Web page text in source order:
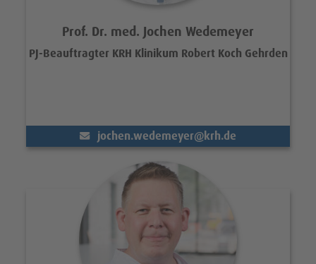
Prof. Dr. med. Jochen Wedemeyer
PJ-Beauftragter KRH Klinikum Robert Koch Gehrden
jochen.wedemeyer (@)
krh.de
Portrait Moritz Lorentzen